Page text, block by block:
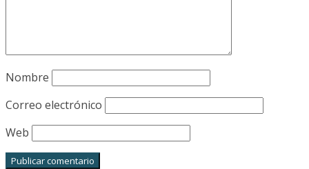
Nombre
Correo electrónico
Web